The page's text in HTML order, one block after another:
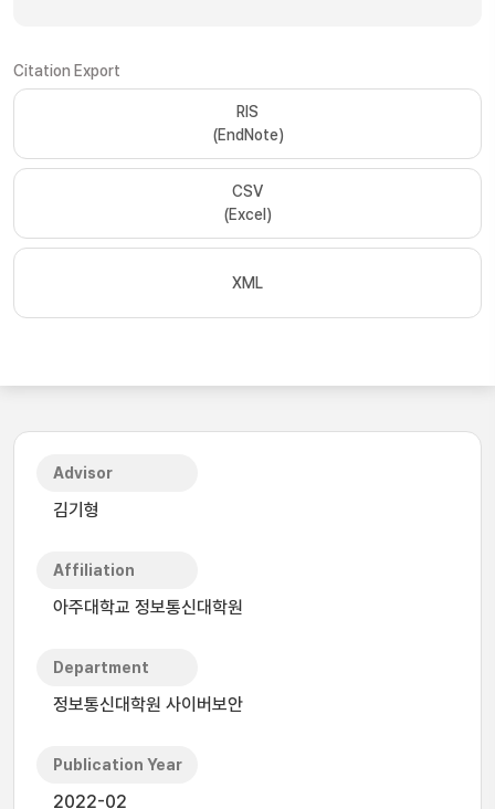
Citation Export
RIS
(EndNote)
CSV
(Excel)
XML
Advisor
김기형
Affiliation
아주대학교 정보통신대학원
Department
정보통신대학원 사이버보안
Publication Year
2022-02